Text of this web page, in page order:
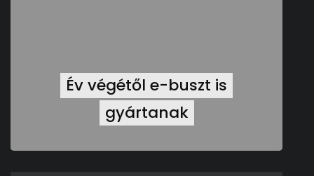
Év végétől e-buszt is
gyártanak